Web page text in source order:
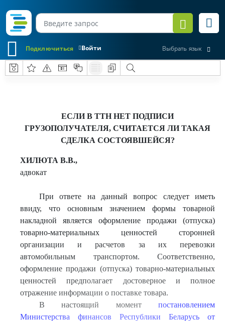
Войти
Подключиться Выбрать язык
ЕСЛИ В ТТН НЕТ ПОДПИСИ
ГРУЗОПОЛУЧАТЕЛЯ, СЧИТАЕТСЯ ЛИ ТАКАЯ
СДЕЛКА СОСТОЯВШЕЙСЯ?
ХИЛЮТА В.В.,
адвокат
При ответе на данный вопрос следует иметь
ввиду, что основным значением формы товарной
накладной является оформление продажи (отпуска)
товарно-материальных ценностей сторонней
организации и расчетов за их перевозки
автомобильным транспортом. Соответственно,
оформление продажи (отпуска) товарно-материальных
ценностей предполагает достоверное и полное
отражение информации о поставке товара.
В настоящий момент постановлением
Министерства финансов Республики Беларусь от